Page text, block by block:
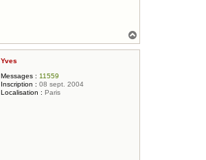
a
Yves
Messages : 11559
Inscription : 08 sept. 2004
Localisation : Paris